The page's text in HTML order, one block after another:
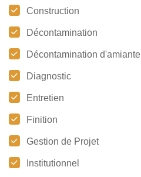
Construction
Décontamination
Décontamination d'amiante
Diagnostic
Entretien
Finition
Gestion de Projet
Institutionnel